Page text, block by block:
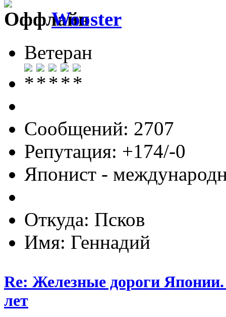
Wooster
Ветеран
Сообщений: 2707
Репутация: +174/-0
Японист -
Откуда: Псков
Имя: Геннадий
Re: Железные дороги
лет